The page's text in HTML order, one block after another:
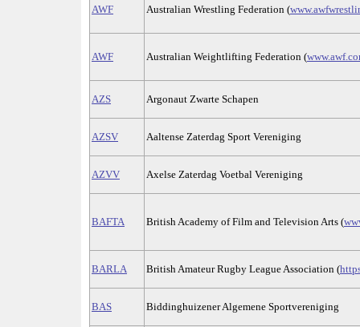
AWF Australian Wrestling Federation (
AWF Australian Weightlifting Federation (
AZS Argonaut Zwarte Schapen
AZSV Aaltense Zaterdag Sport Vereniging
AZVV Axelse Zaterdag Voetbal Vereniging
BAFTA British Academy of Film and Television Arts (
BARLA British Amateur Rugby League Association (
BAS Biddinghuizener Algemene Sportvereniging